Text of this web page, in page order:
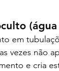
em
vezes não
e cria